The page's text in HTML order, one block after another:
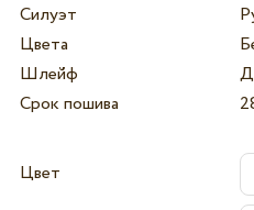
Силуэт
Цвета
Шлейф
Срок пошива
Цвет